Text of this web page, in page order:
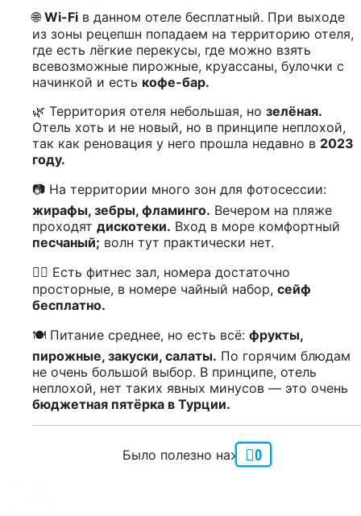
🌐Wi-Fi в данном отеле бесплатный. При выходе
из зоны рецепшн попадаем на территорию отеля,
где есть лёгкие перекусы, где можно взять
всевозможные пирожные, круассаны, булочки с
начинкой и есть кофе-бар.
🌿 Территория отеля небольшая, но зелёная.
Отель хоть и не новый, но в принципе неплохой,
так как реновация у него прошла недавно в 2023
году.
📷 На территории много зон для фотосессии:
жирафы, зебры, фламинго. Вечером на пляже
проходят дискотеки. Вход в море комфортный
песчаный; волн тут практически нет.
🏋️‍♂️ Есть фитнес зал, номера достаточно
просторные, в номере чайный набор, сейф
бесплатно.
🍽️ Питание среднее, но есть всё: фрукты,
пирожные, закуски, салаты. По горячим блюдам
не очень большой выбор. В принципе, отель
неплохой, нет таких явных минусов — это очень
бюджетная пятёрка в Турции.
Было полезно нажми0